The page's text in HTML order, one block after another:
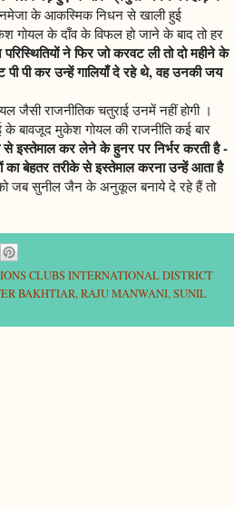
के आकस्मिक निधन से खाली हुई
गोयल के दाँव के विफल हो जाने के बाद तो हर
ने फिर जो करवट ली तो दो महीने के
पी कर उन्हें गालियाँ दे रहे थे, वह उनकी जय
राजनीतिक चतुराई उनमें नहीं होगी ।
के बावजूद मुकेश गोयल की राजनीति कई बार
से इस्तेमाल कर लेने के हुनर पर निर्भर करती है -
का बेहतर तरीके से इस्तेमाल करना उन्हें आता है
को जब सुनील जैन के अनुकूल बनाये दे रहे हैं तो
CLUBS INTERNATIONAL DISTRICT
BAKHTIAR,RAJU MANWANI,SUNIL